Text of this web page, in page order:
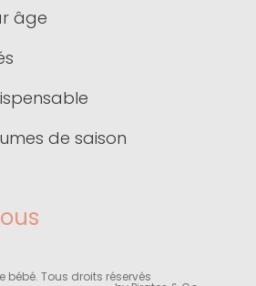
âge
de saison
bébé. Tous droits réservés